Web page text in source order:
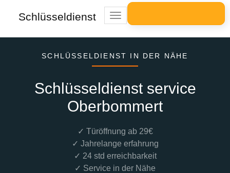
Schlüsseldienst
Toggle
navigation
SCHLÜSSELDIENST IN DER NÄHE
Schlüsseldienst service
Oberbommert
✓ Türöffnung ab 29€
✓ Jahrelange erfahrung
✓ 24 std erreichbarkeit
✓ Service in der Nähe